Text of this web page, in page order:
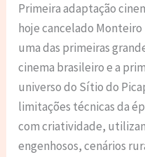
Primeira adaptação
hoje cancelado
uma das primeiras
cinema brasileiro e a
universo do Sítio do
limitações técnicas da
com criatividade,
engenhosos, cenários